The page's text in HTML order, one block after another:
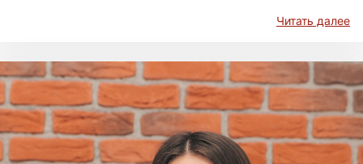
Читать далее